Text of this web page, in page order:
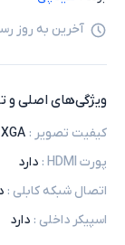
آخرین به روز
ویژگی‌های اصلی و
کیفیت تصویر :
XGA
پورت HDMI
: دارد
اتصال شبکه کابلی :
اسپیکر داخلی : دارد